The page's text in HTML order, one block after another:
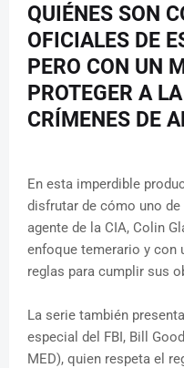
QUIÉNES SON
OFICIALES DE
PERO CON UN
PROTEGER A
CRÍMENES DE
En esta imperdible
disfrutar de cómo uno de
agente de la CIA, Colin
enfoque temerario y con
reglas para cumplir sus
La serie también
especial del FBI, Bill
MED), quien respeta el